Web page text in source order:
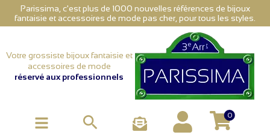
Parissima, c'est plus de 1000 nouvelles références de bijoux
fantaisie et accessoires de mode pas cher, pour tous les styles.
Votre grossiste bijoux fantaisie et
accessoires de mode
réservé aux professionnels
 0